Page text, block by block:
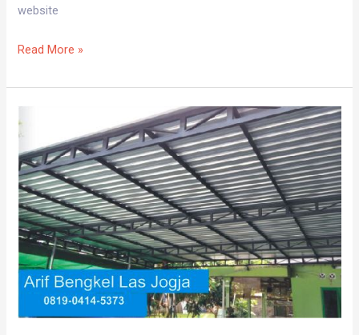
website
Read More »
Kanopi
Galvalum
Jogja
Di
Depok
Sleman
WA
0819